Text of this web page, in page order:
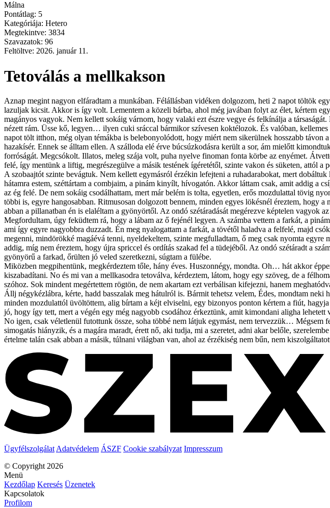
Málna
Pontátlag: 5
Kategóriája: Hetero
Megtekintve: 3834
Szavazatok: 96
Feltöltve: 2026. január 11.
Tetoválás a mellkakson
Aznap megint nagyon elfáradtam a munkában. Félállásban vidéken dolgozom, heti 2 napot töltök
lazuljak kicsit. Akkor is így volt. Lementem a közeli bárba, ahol még javában folyt az élet, kértem
magányos vagyok. Nem kellett sokáig várnom, hogy valaki ezt észre vegye és felkínálja a
nézett rám. Üsse kő, legyen… ilyen cuki sráccal bármikor szívesen koktélozok. És valóban,
napot tölt itthon, még olyan témákba is belebonyolódott, hogy miért nem sikerülnek hosszabb
hazakísér. Ennek se álltam ellen. A szálloda elé érve búcsúzkodásra került a sor, ám mielőtt
forróságát. Megcsókolt. Illatos, meleg szája volt, puha nyelve finoman fonta körbe az enyémet.
felé, így mentünk a liftig, megrészegülve a másik testének ígéretétől, szinte vakon és süketen, attól
A szobaajtót szinte bevágtuk. Nem kellett egymásról érzékin lefejteni a ruhadarabokat, mert
hátamra estem, széttártam a combjaim, a pinám kinyílt, hívogatón. Akkor láttam csak, amit addig a
az ég felé. De nem sokáig csodálhattam, mert már belém is tolta, egyetlen, erős mozdulattal tövig
többi is, egyre hangosabban. Ritmusosan dolgozott bennem, minden egyes lökésnél éreztem, hogy
abban a pillanatban én is elaléltam a gyönyörtől. Az ondó szétáradását megérezve képtelen
Megfordultam, úgy feküdtem rá, hogy a lábam az ő fejénél legyen. A számba vettem a farkát, a
ami így egyre nagyobbra duzzadt. Én meg nyalogattam a farkát, a tövétől haladva a felfelé, majd
megenni, mindörökké magáévá tenni, nyeldekeltem, szinte megfulladtam, ő meg csak nyomta
addig, míg nem éreztem, hogy újra spriccel és ordítás szakad fel a tüdejéből. Az ondó szétáradt a
gyönyörű a farkad, őrülten jó veled szeretkezni, súgtam a fülébe.
Miközben megpihentünk, megkérdeztem tőle, hány éves. Huszonnégy, mondta. Oh… hát akkor
kiszabadítani. No és mi van a mellkasodra tetoválva, kérdeztem, látom, hogy egy szöveg, de a
szóhoz. Sok mindent megértettem rögtön, de nem akartam ezt verbálisan kifejezni, hanem
Állj négykézlábra, kérte, hadd basszalak meg hátulról is. Bármit tehetsz velem, Édes, mondtam
minden mozdulattól üvöltöttem, alig bírtam a kéjt elviselni, egy bizonyos ponton kértem a fiút,
jó, hogy így tett, mert a végén egy még nagyobb csodához érkeztünk, amit kimondani aligha lehetett
No igen, csak véletlenül futottunk össze, soha többé nem látjuk egymást, nem tervezzük… Mégsem
simogatás hiányzik, és a magára maradt, érett nő, aki tudja, mi a szeretet, adni akar belőle,
értelme talán csak abban a másik, túlnani világban van, ahol az érzékiség nem bűn, nem
Ügyfélszolgálat Adatvédelem ÁSZF Cookie szabályzat Impresszum
© Copyright 2026
Menü
Kezdőlap Keresés Üzenetek
Kapcsolatok
Profilom